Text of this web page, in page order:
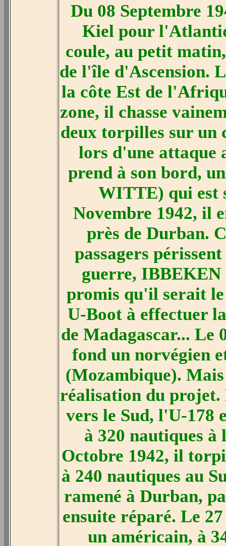
Du 08 Septembre
Kiel pour
coule, au petit
de l'île d'Ascension.
la côte Est de
zone, il chasse
deux torpilles sur un
lors d'une attaque
prend à son bord,
WITTE) qui est
Novembre 1942, il
près de Durban.
passagers
guerre,
promis qu'il serait
U-Boot à effectuer
de Madagascar... Le
fond un norvégien
(Mozambique).
réalisation du projet.
vers le Sud, l'U-178
à 320 nautiques
Octobre 1942, il
à 240 nautiques au
ramené à Durban,
ensuite réparé. Le
un américain, à